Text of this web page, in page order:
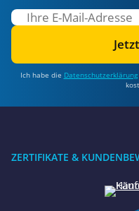
Ich habe die Datenschutzerklärung
ZERTIFIKATE &